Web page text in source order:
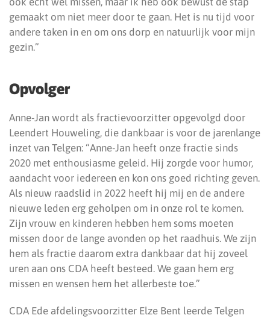
gemaakt om niet meer door te gaan. Het is nu tijd voor
andere taken in en om ons dorp en natuurlijk voor mijn
gezin.”
Opvolger
Anne-Jan wordt als fractievoorzitter opgevolgd door
Leendert Houweling, die dankbaar is voor de jarenlange
inzet van Telgen: “Anne-Jan heeft onze fractie sinds
2020 met enthousiasme geleid. Hij zorgde voor humor,
aandacht voor iedereen en kon ons goed richting geven.
Als nieuw raadslid in 2022 heeft hij mij en de andere
nieuwe leden erg geholpen om in onze rol te komen.
Zijn vrouw en kinderen hebben hem soms moeten
missen door de lange avonden op het raadhuis. We zijn
hem als fractie daarom extra dankbaar dat hij zoveel
uren aan ons CDA heeft besteed. We gaan hem erg
missen en wensen hem het allerbeste toe.”
CDA Ede afdelingsvoorzitter Elze Bent leerde Telgen